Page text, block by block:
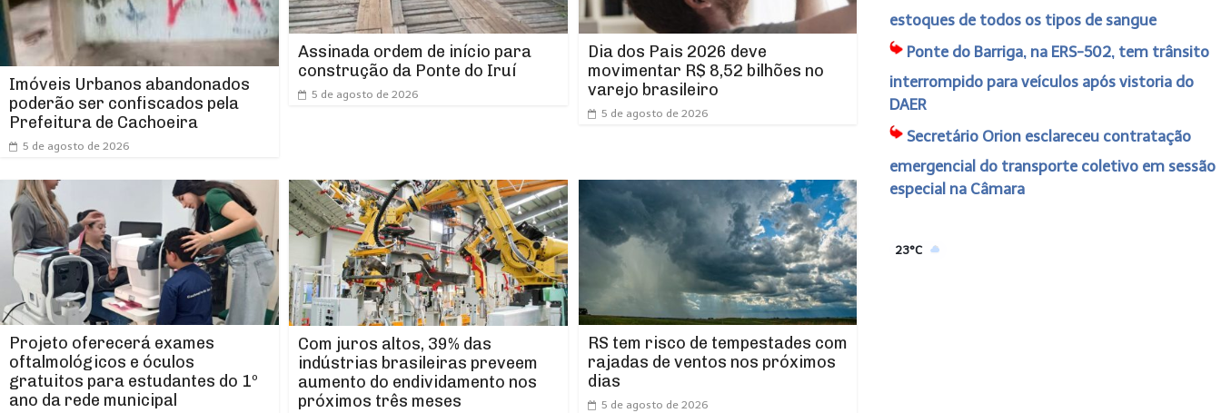
Imóveis Urbanos abandonados
poderão ser confiscados pela
Prefeitura de Cachoeira
5 de agosto de 2026
Assinada ordem de início para
construção da Ponte do Iruí
5 de agosto de 2026
Dia dos Pais 2026 deve
movimentar R$ 8,52 bilhões no
varejo brasileiro
5 de agosto de 2026
Projeto oferecerá exames
oftalmológicos e óculos
gratuitos para estudantes do 1º
ano da rede municipal
Com juros altos, 39% das
indústrias brasileiras preveem
aumento do endividamento nos
próximos três meses
RS tem risco de tempestades com
rajadas de ventos nos próximos
dias
5 de agosto de 2026
estoques de todos os tipos de sangue
Ponte do Barriga, na ERS-502, tem trânsito
interrompido para veículos após vistoria do
DAER
Secretário Orion esclareceu contratação
emergencial do transporte coletivo em sessão
especial na Câmara
23°C